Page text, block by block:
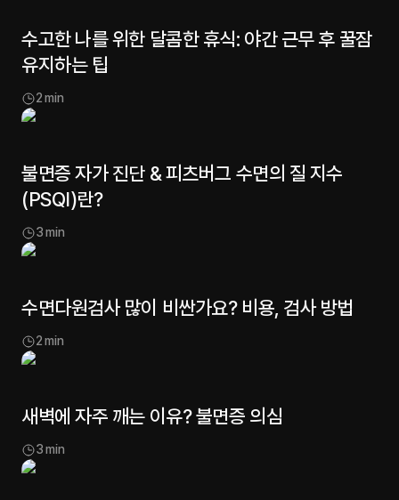
수고한 나를 위한 달콤한 휴식: 야간 근무 후 꿀잠
유지하는 팁
2min
불면증 자가 진단 & 피츠버그 수면의 질 지수
(PSQI)란?
3min
수면다원검사 많이 비싼가요? 비용, 검사 방법
2min
새벽에 자주 깨는 이유? 불면증 의심
3min